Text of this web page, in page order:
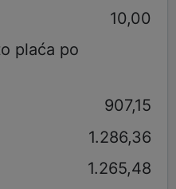
10,00
plaća po
907,15
1.286,36
1.265,48